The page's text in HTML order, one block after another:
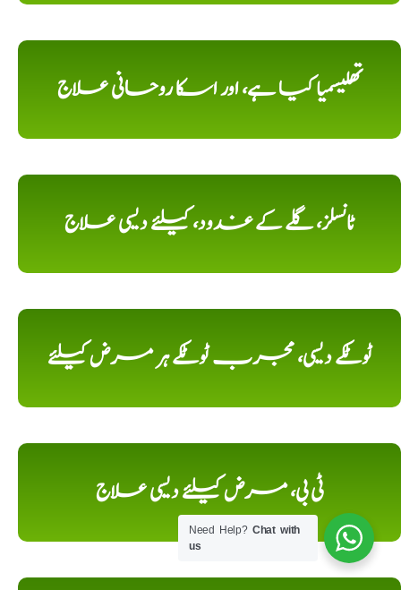
تھلیسمیا کیا ہے، اور اسکا روحانی علاج
ٹانسلز، گلے کے غدود، کیلئے دیسی علاج
ٹوٹکے دیسی، مجرب ٹوٹکے ہر مرض کیلئے
ٹی بی، مرض کیلئے دیسی علاج
Need Help?Chat with
us